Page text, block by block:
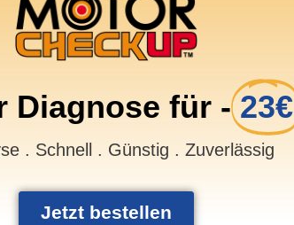
Diagnose für - 23€
. Schnell . Günstig . Zuverlässig
Jetzt bestellen